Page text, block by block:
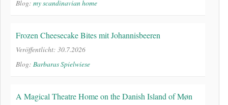
Blog: my scandinavian home
Frozen Cheesecake Bites mit Johannisbeeren
Veröffentlicht: 30.7.2026
Blog: Barbaras Spielwiese
A Magical Theatre Home on the Danish Island of Møn